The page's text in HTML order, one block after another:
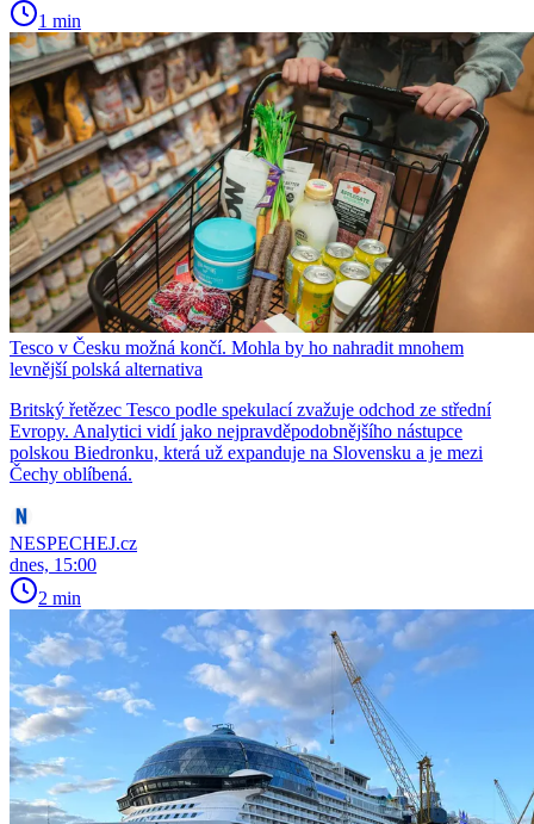
1 min
Tesco v Česku možná končí. Mohla by ho nahradit mnohem
levnější polská alternativa
Britský řetězec Tesco podle spekulací zvažuje odchod ze střední
Evropy. Analytici vidí jako nejpravděpodobnějšího nástupce
polskou Biedronku, která už expanduje na Slovensku a je mezi
Čechy oblíbená.
NESPECHEJ.cz
dnes, 15:00
2 min